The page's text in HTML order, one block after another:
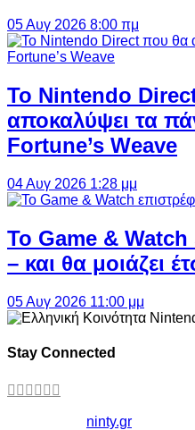
05 Αυγ 2026 8:00 πμ
Το Nintendo
αποκαλύψει τα
Fortune’s Weave
04 Αυγ 2026 1:28 μμ
Το Game & Watch
– και θα μοιάζει
05 Αυγ 2026 11:00 μμ
Stay Connected
ninty.gr